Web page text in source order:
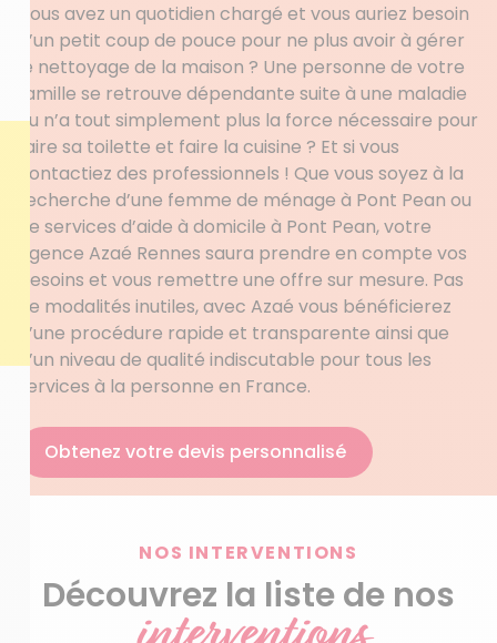
Vous avez un quotidien chargé et vous auriez besoin
d’un petit coup de pouce pour ne plus avoir à gérer
le nettoyage de la maison ? Une personne de votre
famille se retrouve dépendante suite à une maladie
ou n’a tout simplement plus la force nécessaire pour
faire sa toilette et faire la cuisine ? Et si vous
contactiez des professionnels ! Que vous soyez à la
recherche d’une femme de ménage à Pont Pean ou
de services d’aide à domicile à Pont Pean, votre
agence Azaé Rennes saura prendre en compte vos
besoins et vous remettre une offre sur mesure. Pas
de modalités inutiles, avec Azaé vous bénéficierez
d’une procédure rapide et transparente ainsi que
d’un niveau de qualité indiscutable pour tous les
services à la personne en France.
Obtenez votre devis personnalisé
NOS INTERVENTIONS
Découvrez la liste de nos